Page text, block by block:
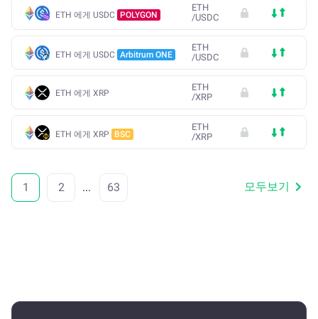
ETH 에게 USDC POLYGON
ETH
/USDC
ETH 에게 USDC Arbitrum ONE
ETH
/USDC
ETH 에게 XRP
ETH
/XRP
ETH 에게 XRP BSC
ETH
/XRP
1 2 ... 63 모두보기